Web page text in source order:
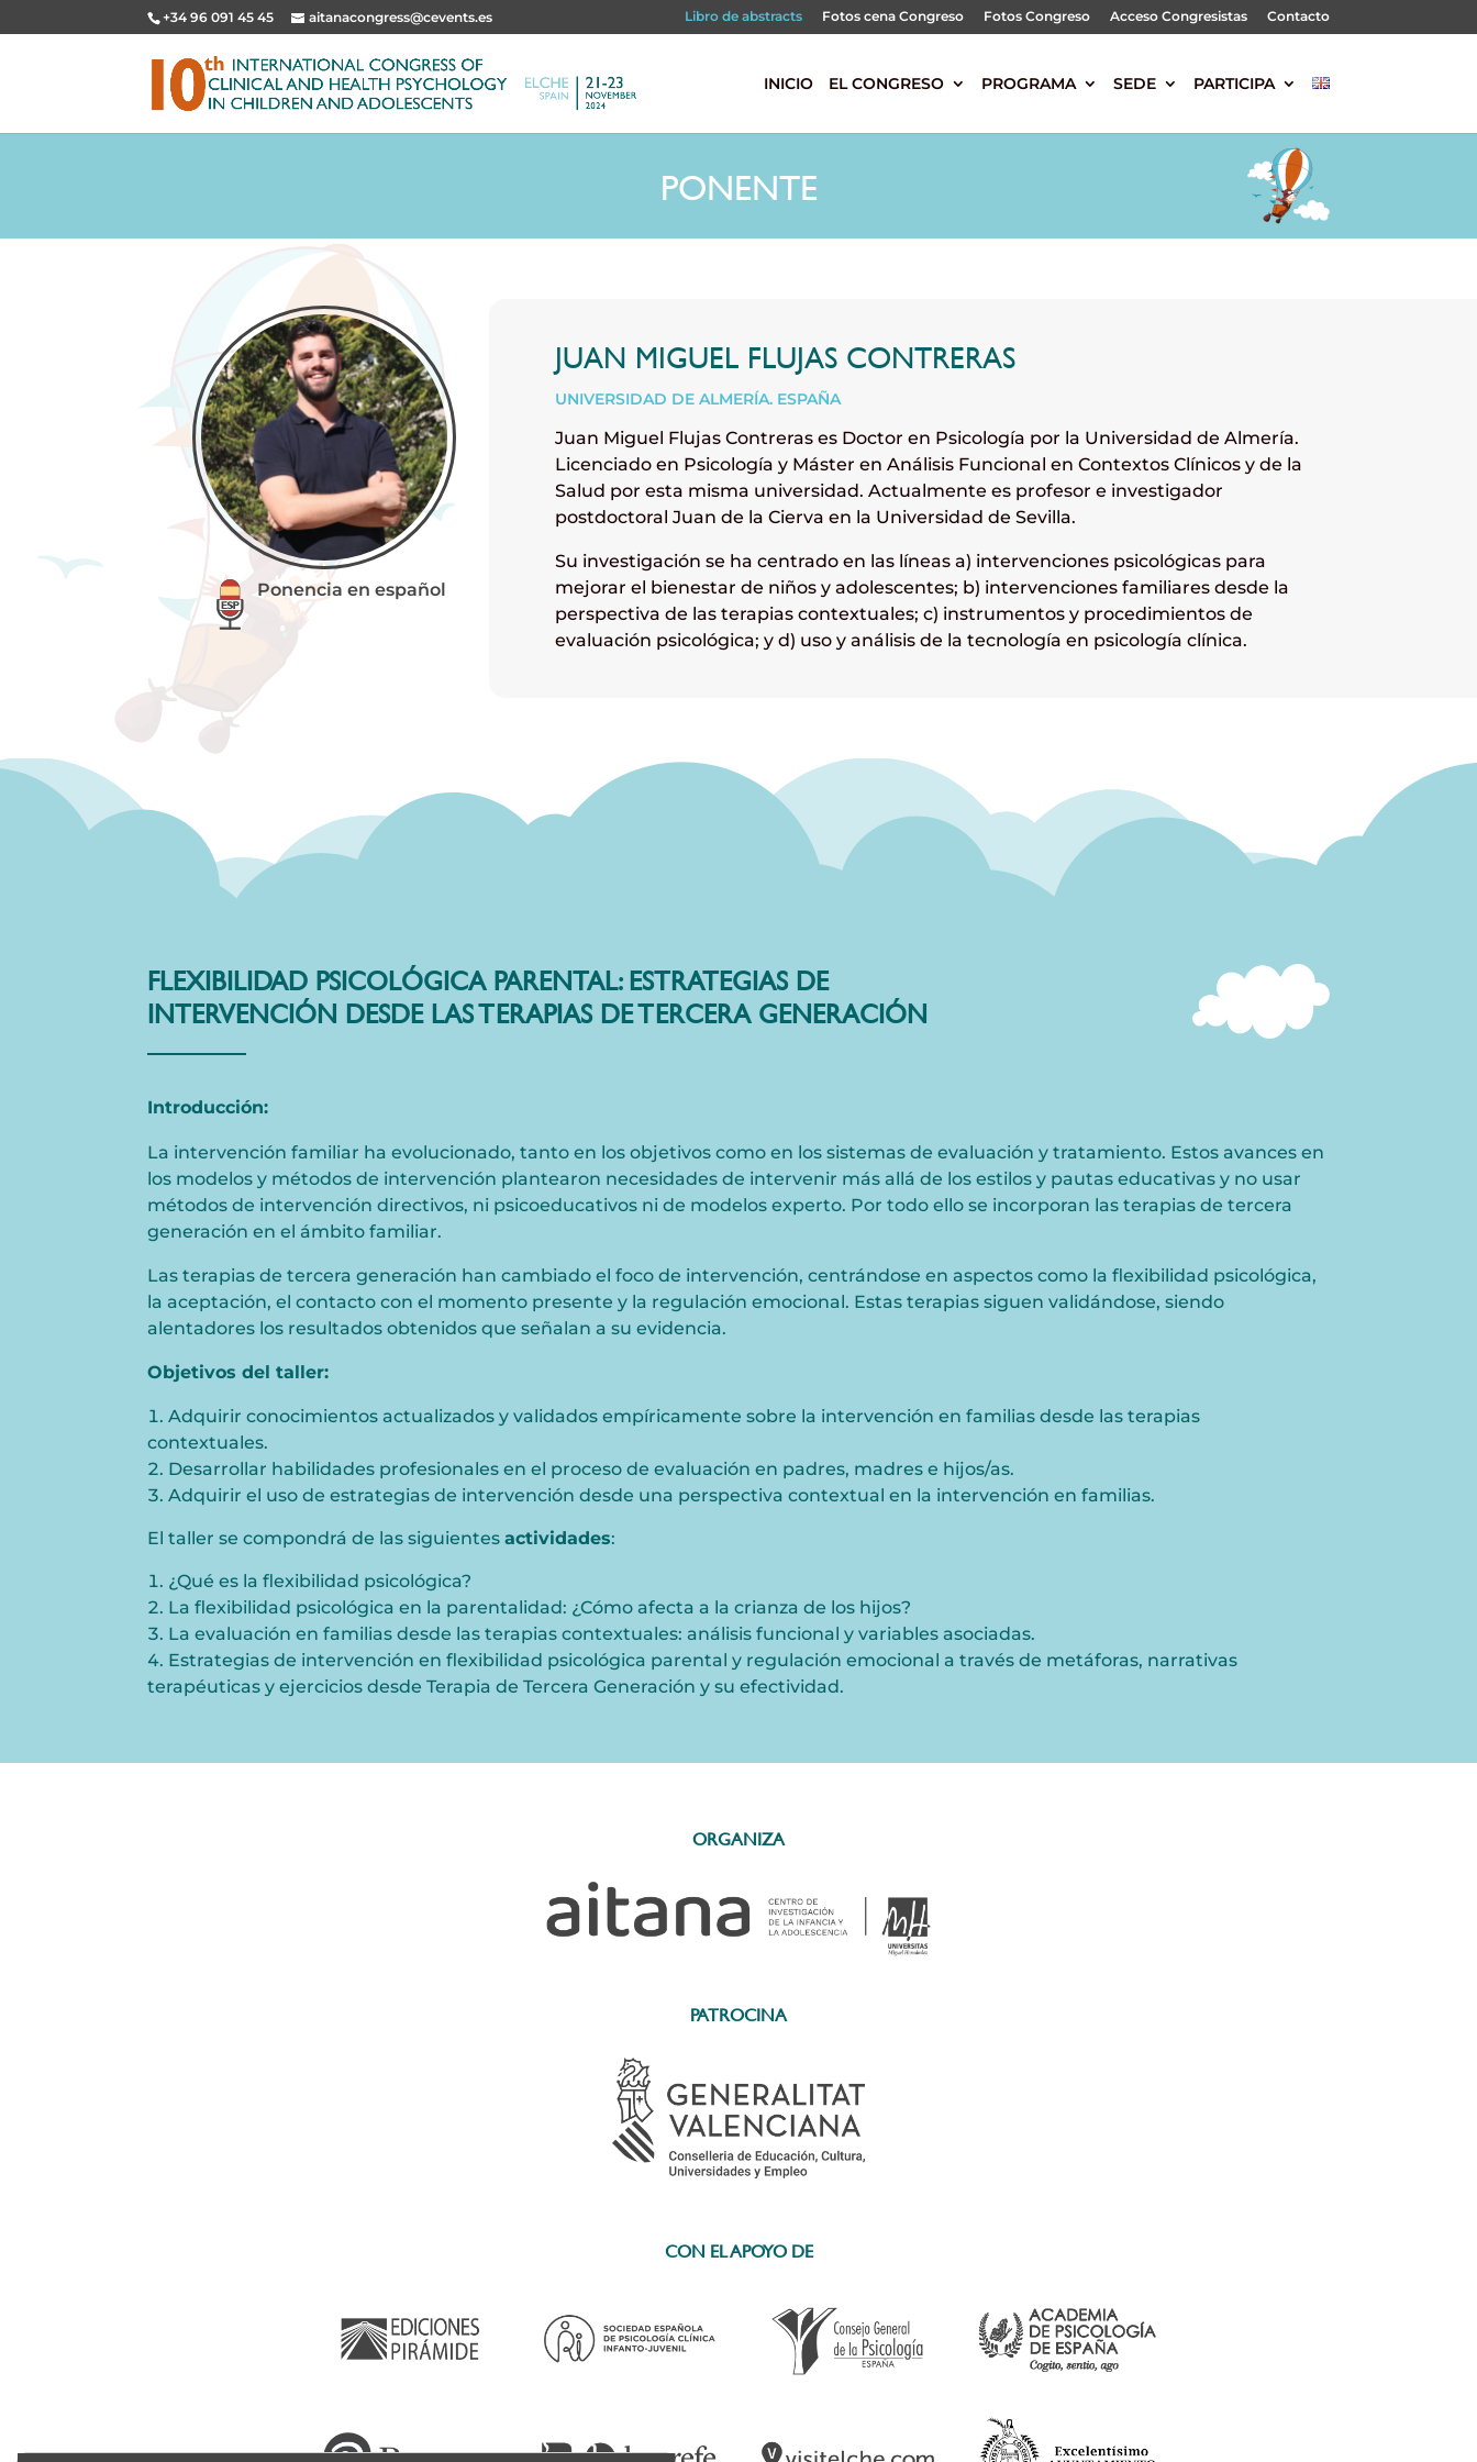
+34 96 091 45 45 aitanacongress@cevents.es Libro de abstracts Fotos cena Congreso Fotos Congreso Acceso Congresistas Contacto
INICIO EL CONGRESO PROGRAMA SEDE PARTICIPA
PONENTE
Ponencia en español
JUAN MIGUEL FLUJAS CONTRERAS
UNIVERSIDAD DE ALMERÍA. ESPAÑA
Juan Miguel Flujas Contreras es Doctor en Psicología por la Universidad de Almería.
Licenciado en Psicología y Máster en Análisis Funcional en Contextos Clínicos y de la
Salud por esta misma universidad. Actualmente es profesor e investigador
postdoctoral Juan de la Cierva en la Universidad de Sevilla.
Su investigación se ha centrado en las líneas a) intervenciones psicológicas para
mejorar el bienestar de niños y adolescentes; b) intervenciones familiares desde la
perspectiva de las terapias contextuales; c) instrumentos y procedimientos de
evaluación psicológica; y d) uso y análisis de la tecnología en psicología clínica.
FLEXIBILIDAD PSICOLÓGICA PARENTAL: ESTRATEGIAS DE
INTERVENCIÓN DESDE LAS TERAPIAS DE TERCERA GENERACIÓN
Introducción:
La intervención familiar ha evolucionado, tanto en los objetivos como en los sistemas de evaluación y tratamiento. Estos avances en
los modelos y métodos de intervención plantearon necesidades de intervenir más allá de los estilos y pautas educativas y no usar
métodos de intervención directivos, ni psicoeducativos ni de modelos experto. Por todo ello se incorporan las terapias de tercera
generación en el ámbito familiar.
Las terapias de tercera generación han cambiado el foco de intervención, centrándose en aspectos como la flexibilidad psicológica,
la aceptación, el contacto con el momento presente y la regulación emocional. Estas terapias siguen validándose, siendo
alentadores los resultados obtenidos que señalan a su evidencia.
Objetivos del taller:
Adquirir conocimientos actualizados y validados empíricamente sobre la intervención en familias desde las terapias
contextuales.
Desarrollar habilidades profesionales en el proceso de evaluación en padres, madres e hijos/as.
Adquirir el uso de estrategias de intervención desde una perspectiva contextual en la intervención en familias.
El taller se compondrá de las siguientesactividades:
¿Qué es la flexibilidad psicológica?
La flexibilidad psicológica en la parentalidad: ¿Cómo afecta a la crianza de los hijos?
La evaluación en familias desde las terapias contextuales: análisis funcional y variables asociadas.
Estrategias de intervención en flexibilidad psicológica parental y regulación emocional a través de metáforas, narrativas
terapéuticas y ejercicios desde Terapia de Tercera Generación y su efectividad.
ORGANIZA
PATROCINA
CON EL APOYO DE